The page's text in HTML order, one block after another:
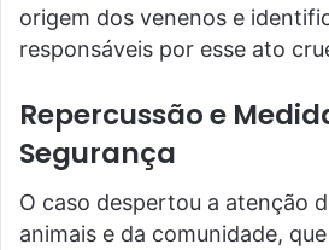
origem dos venenos e
responsáveis por esse ato
Repercussão e
Segurança
O caso despertou a atenção
animais e da comunidade,